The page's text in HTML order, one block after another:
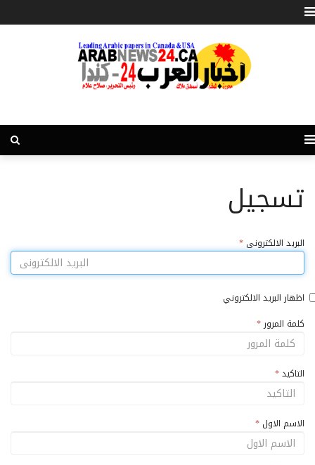
تسجيل
البريد الالكترونى *
اظهار البريد الالكتروني
كلمة المرور *
التاكيد*
الاسم الاول *